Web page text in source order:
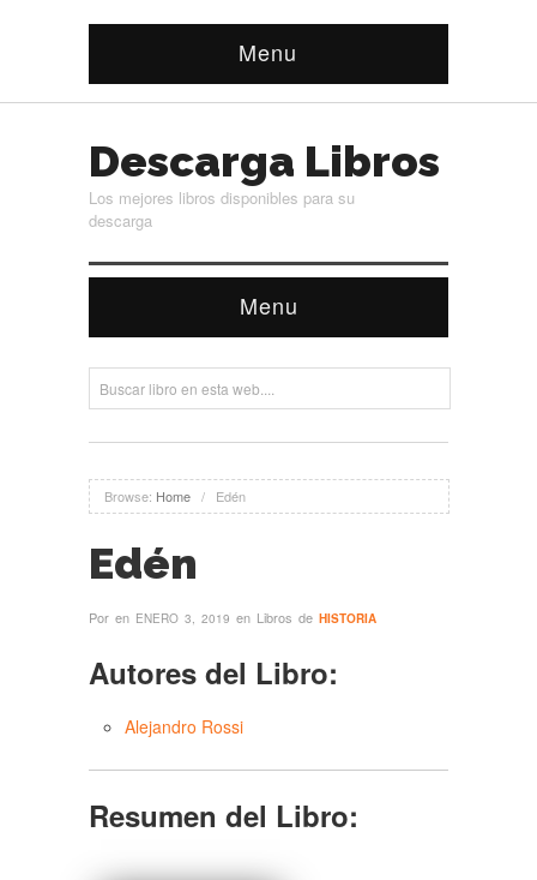
Menu
Descarga Libros
Los mejores libros disponibles para su
descarga
Menu
Browse: Home / Edén
Edén
Por en ENERO 3, 2019 en Libros de HISTORIA
Autores del Libro:
Alejandro Rossi
Resumen del Libro: